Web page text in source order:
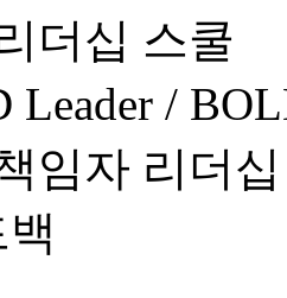
더십 스쿨
Leader /
임자 리더